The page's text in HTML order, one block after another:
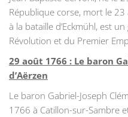
République corse, mort le
à la bataille d’Eckmühl, est
Révolution et du Premier
29 août 1766 : Le baron
d’Aërzen
Le baron Gabriel-Joseph
1766 à Catillon-sur-Sambre